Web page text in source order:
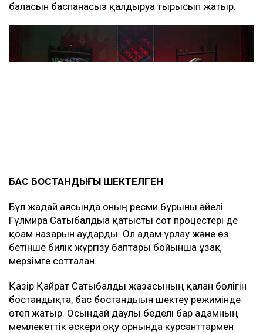
баласын баспанасыз қалдыруға тырысып жатыр.
БАС БОСТАНДЫҒЫ ШЕКТЕЛГЕН
Бұл жағдай аясында оның ресми бұрынғы әйелі
Гүлмира Сатыбалдыға қатысты сот процестері де
қоғам назарын аударды. Ол адам ұрлау және өз
бетінше билік жүргізу баптары бойынша ұзақ
мерзімге сотталған.
Қазір Қайрат Сатыбалды жазасының қалған бөлігін
бостандықта, бас бостандығын шектеу режимінде
өтеп жатыр. Осындай даулы беделі бар адамның
мемлекеттік әскери оқу орнында курсанттармен